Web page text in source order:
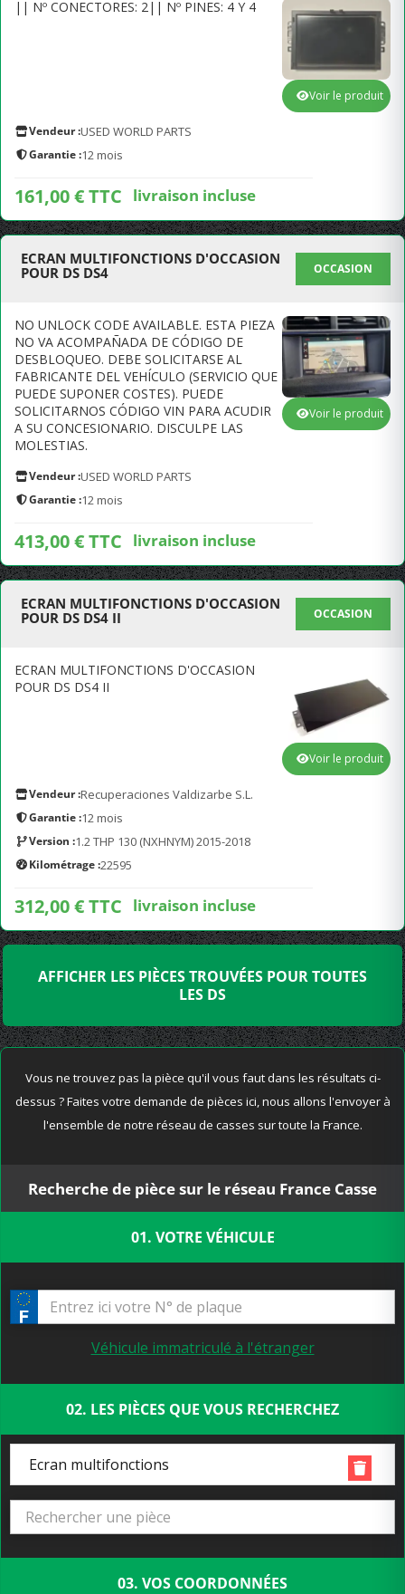
|| Nº CONECTORES: 2|| Nº PINES: 4 Y 4
Vendeur :USED WORLD PARTS
Garantie :12 mois
161,00 € TTC livraison incluse
Voir le produit
ECRAN MULTIFONCTIONS D'OCCASION
POUR DS DS4
OCCASION
NO UNLOCK CODE AVAILABLE. ESTA PIEZA
NO VA ACOMPAÑADA DE CÓDIGO DE
DESBLOQUEO. DEBE SOLICITARSE AL
FABRICANTE DEL VEHÍCULO (SERVICIO QUE
PUEDE SUPONER COSTES). PUEDE
SOLICITARNOS CÓDIGO VIN PARA ACUDIR
A SU CONCESIONARIO. DISCULPE LAS
MOLESTIAS.
Vendeur :USED WORLD PARTS
Garantie :12 mois
413,00 € TTC livraison incluse
Voir le produit
ECRAN MULTIFONCTIONS D'OCCASION
POUR DS DS4 II
OCCASION
ECRAN MULTIFONCTIONS D'OCCASION
POUR DS DS4 II
Vendeur :Recuperaciones Valdizarbe S.L.
Garantie :12 mois
Version :1.2 THP 130 (NXHNYM) 2015-2018
Kilométrage :22595
312,00 € TTC livraison incluse
Voir le produit
AFFICHER LES PIÈCES TROUVÉES POUR TOUTES
LES DS
Vous ne trouvez pas la pièce qu'il vous faut dans les résultats ci-
dessus ? Faites votre demande de pièces ici, nous allons l'envoyer à
l'ensemble de notre réseau de casses sur toute la France.
Recherche de pièce sur le réseau France Casse
01. VOTRE VÉHICULE
Véhicule immatriculé à l'étranger
02. LES PIÈCES QUE VOUS RECHERCHEZ
Ecran multifonctions
03. VOS COORDONNÉES